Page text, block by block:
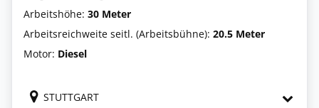
Arbeitshöhe: 30 Meter
Arbeitsreichweite seitl. (Arbeitsbühne): 20.5 Meter
Motor: Diesel
STUTTGART